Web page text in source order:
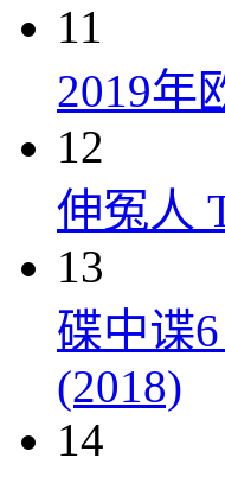
11
2019年
12
伸冤人
13
碟中谍
(2018)
14